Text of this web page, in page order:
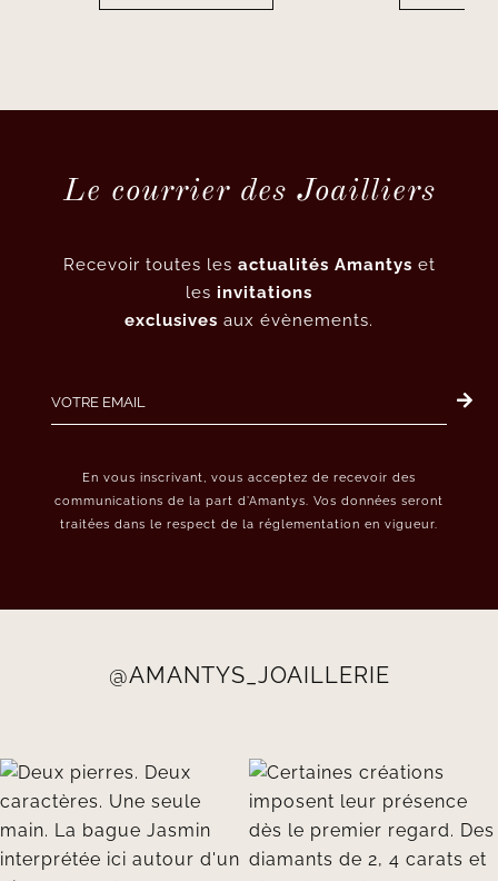
Le courrier des Joailliers
Recevoir toutes les actualités Amantys et
les invitations
exclusives aux évènements.
En vous inscrivant, vous acceptez de recevoir des
communications de la part d’Amantys. Vos données seront
traitées dans le respect de la réglementation en vigueur.
@AMANTYS_JOAILLERIE